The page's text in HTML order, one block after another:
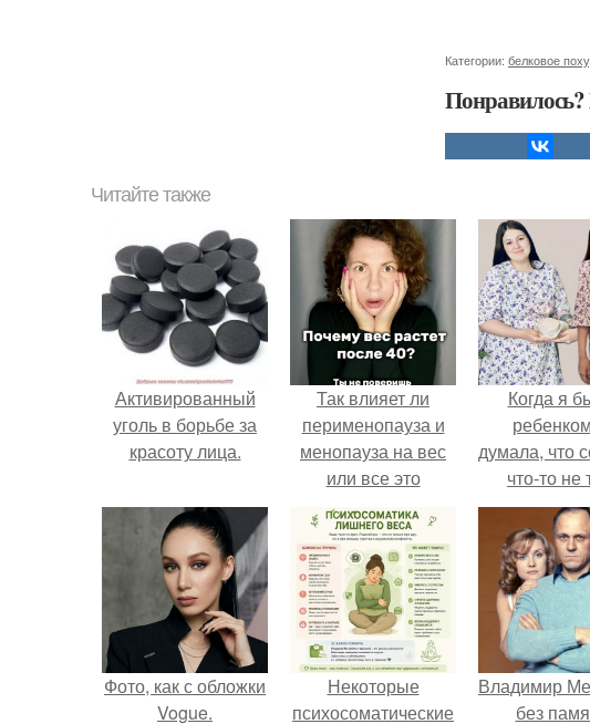
Категории: белковое
Понравилось?
Читайте также
Активированный
уголь в борьбе за
красоту лица.
Так влияет ли
перименопауза и
менопауза на вес
или все это
ерунда?
Когда я
думала, что
что-то не
Фото, как с обложки
Vogue.
Некоторые
психосоматические
Владимир
без